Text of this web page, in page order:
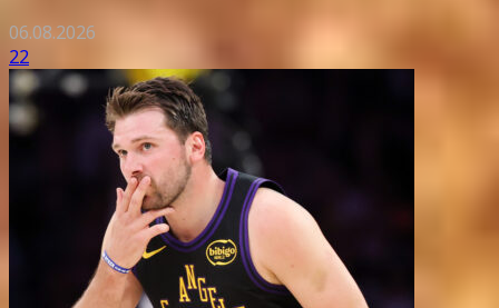
06.08.2026
22